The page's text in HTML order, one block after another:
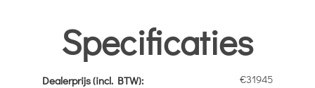
Specificaties
Dealerprijs (incl. BTW): €31945